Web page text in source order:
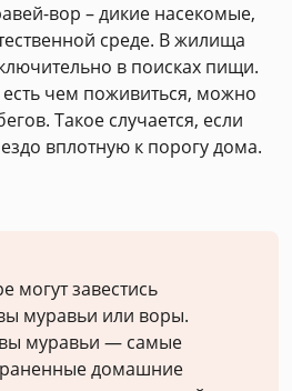
вор – дикие насекомые,
среде. В жилища
в поисках пищи.
чем поживиться, можно
Такое случается, если
вплотную к порогу дома.
могут завестись
муравьи или воры.
муравьи — самые
домашние